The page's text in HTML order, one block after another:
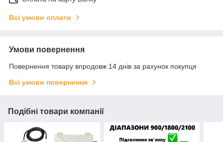
Всі умови оплати
Умови повернення
Повернення товару впродовж 14 днів за рахунок покупця
Всі умови повернення
Подібні товари компанії